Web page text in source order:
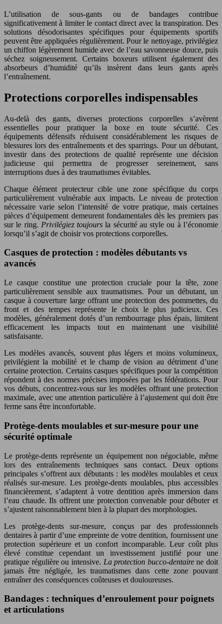
L’utilisation de sous-gants ou de bandages contribue
significativement à limiter le contact direct avec la transpiration. Des
solutions désodorisantes spécifiques pour équipements sportifs
peuvent être appliquées régulièrement. Pour le nettoyage, privilégiez
un chiffon légèrement humide avec de l’eau savonneuse douce, puis
séchez soigneusement. Certains boxeurs utilisent également des
absorbeurs d’humidité qu’ils insèrent dans leurs gants après
l’entraînement.
Protections corporelles indispensables
Au-delà des gants, diverses protections corporelles s’avèrent
essentielles pour pratiquer la boxe en toute sécurité. Ces
équipements défensifs réduisent considérablement les risques de
blessures lors des entraînements et des sparrings. Pour un débutant,
investir dans des protections de qualité représente une décision
judicieuse qui permettra de progresser sereinement, sans
interruptions dues à des traumatismes évitables.
Chaque élément protecteur cible une zone spécifique du corps
particulièrement vulnérable aux impacts. Le niveau de protection
nécessaire varie selon l’intensité de votre pratique, mais certaines
pièces d’équipement demeurent fondamentales dès les premiers pas
sur le ring. Privilégiez toujoursla sécurité au style ou à l’économie
lorsqu’il s’agit de choisir vos protections corporelles.
Casques de protection : modèles débutants vs
avancés
Le casque constitue une protection cruciale pour la tête, zone
particulièrement sensible aux traumatismes. Pour un débutant, un
casque à couverture large offrant une protection des pommettes, du
front et des tempes représente le choix le plus judicieux. Ces
modèles, généralement dotés d’un rembourrage plus épais, limitent
efficacement les impacts tout en maintenant une visibilité
satisfaisante.
Les modèles avancés, souvent plus légers et moins volumineux,
privilégient la mobilité et le champ de vision au détriment d’une
certaine protection. Certains casques spécifiques pour la compétition
répondent à des normes précises imposées par les fédérations. Pour
vos débuts, concentrez-vous sur les modèles offrant une protection
maximale, avec une attention particulière à l’ajustement qui doit être
ferme sans être inconfortable.
Protège-dents moulables et sur-mesure pour une
sécurité optimale
Le protège-dents représente un équipement non négociable, même
lors des entraînements techniques sans contact. Deux options
principales s’offrent aux débutants : les modèles moulables et ceux
réalisés sur-mesure. Les protège-dents moulables, plus accessibles
financièrement, s’adaptent à votre dentition après immersion dans
l’eau chaude. Ils offrent une protection convenable pour débuter et
s’ajustent raisonnablement bien à la plupart des morphologies.
Les protège-dents sur-mesure, conçus par des professionnels
dentaires à partir d’une empreinte de votre dentition, fournissent une
protection supérieure et un confort incomparable. Leur coût plus
élevé constitue cependant un investissement justifié pour une
pratique régulière ou intensive. La protection bucco-dentairene doit
jamais être négligée, les traumatismes dans cette zone pouvant
entraîner des conséquences coûteuses et douloureuses.
Bandages : techniques d’enroulement pour poignets
et articulations